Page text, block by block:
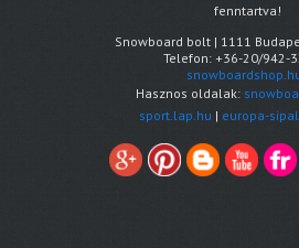
fenntartva!
Snowboard bolt | 1111
Telefon: +36-20/942-
Hasznos oldalak:
sport.lap.hu | europa-